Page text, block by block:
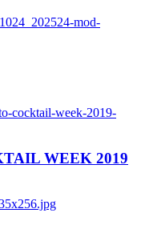
mod-
cocktail-week-2019-
WEEK 2019